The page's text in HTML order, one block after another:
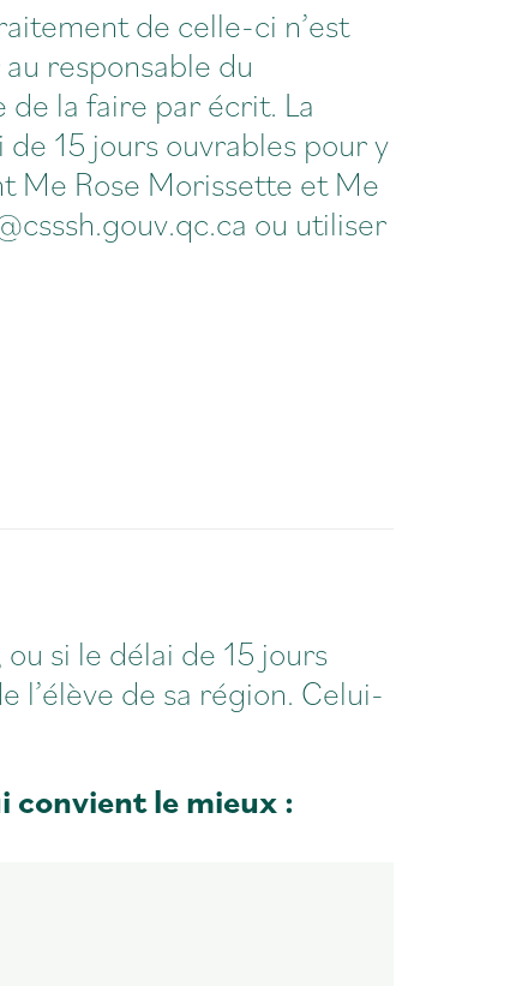
de celle-ci n’est
responsable du
la faire par écrit. La
15 jours ouvrables pour y
Me Rose Morissette et Me
ou utiliser
si le délai de 15 jours
l’élève de sa région. Celui-
convient le mieux :